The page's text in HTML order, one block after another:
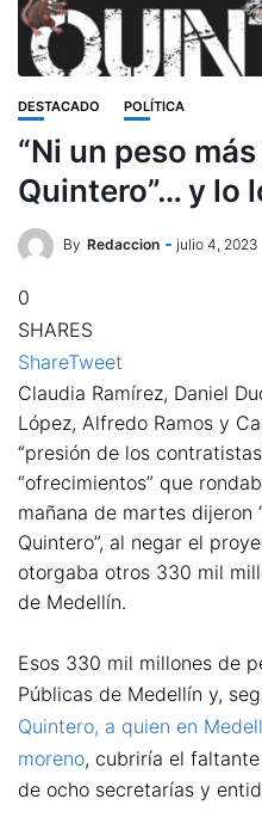
DESTACADO POLÍTICA
“Ni un peso
Quintero”… y lo
By Redaccion julio 4, 2023
0
SHARES
ShareTweet
Claudia Ramírez, Daniel
López, Alfredo Ramos y
“presión de los
“ofrecimientos” que
mañana de martes dijeron
Quintero”, al negar el
otorgaba otros 330 mil
de Medellín.
Esos 330 mil millones de
Públicas de Medellín y,
Quintero, a quien en
moreno, cubriría el
de ocho secretarías y